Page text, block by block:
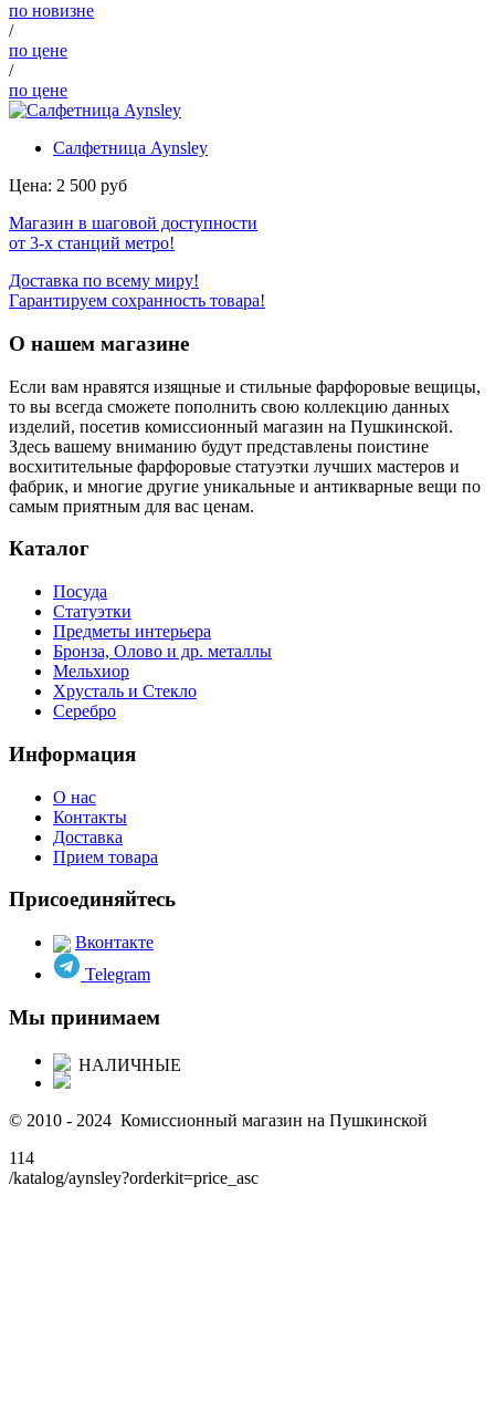
по новизне
/
по цене
/
по цене
Салфетница Aynsley
Цена: 2 500 руб
Магазин в шаговой доступности
от 3-х станций метро!
Доставка по всему миру!
Гарантируем сохранность товара!
О нашем магазине
Если вам нравятся изящные и стильные фарфоровые вещицы,
то вы всегда сможете пополнить свою коллекцию данных
изделий, посетив комиссионный магазин на Пушкинской.
Здесь вашему вниманию будут представлены поистине
восхитительные фарфоровые статуэтки лучших мастеров и
фабрик, и многие другие уникальные и антикварные вещи по
самым приятным для вас ценам.
Каталог
Посуда
Статуэтки
Предметы интерьера
Бронза, Олово и др. металлы
Мельхиор
Хрусталь и Стекло
Серебро
Информация
О нас
Контакты
Доставка
Прием товара
Присоединяйтесь
Вконтакте
Telegram
Мы принимаем
НАЛИЧНЫЕ
© 2010 - 2024 Комиссионный магазин на Пушкинской
114
/katalog/aynsley?orderkit=price_asc